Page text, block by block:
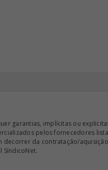
garantias, implícitas ou
pelos fornecedores
da contratação/